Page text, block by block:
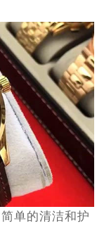
单的清洁和护